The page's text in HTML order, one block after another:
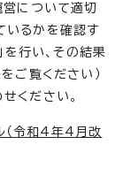
営について適切
いるかを確認す
を行い、その結果
ご覧ください）
ください。
（令和4年4月改